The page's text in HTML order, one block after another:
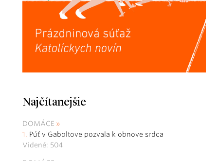
Najčítanejšie
DOMÁCE
Púť v Gaboltove pozvala k obnove srdca
Videné: 504